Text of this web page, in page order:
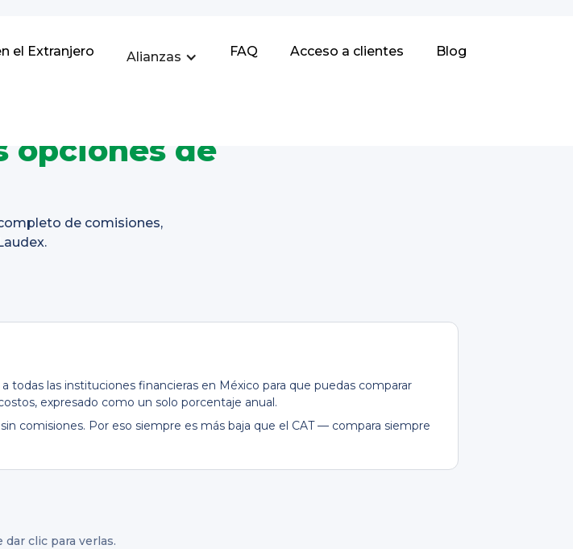
el Extranjero Alianzas FAQ Acceso a clientes Blog
opciones de
de comisiones,
todas las instituciones financieras en México para que puedas comparar
expresado como un solo porcentaje anual.
comisiones. Por eso siempre es más baja que el CAT — compara siempre
clic para verlas.